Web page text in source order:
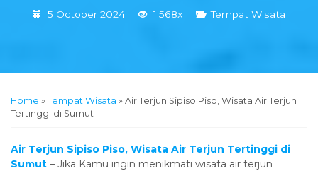
5 October 2024 1.568x Tempat Wisata
Home » Tempat Wisata » Air Terjun Sipiso Piso, Wisata Air Terjun
Tertinggi di Sumut
Air Terjun Sipiso Piso, Wisata Air Terjun Tertinggi di
Sumut – Jika Kamu ingin menikmati wisata air terjun